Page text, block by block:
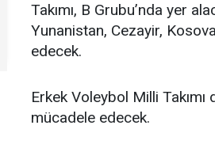
Takımı, B Grubu’nda yer
Yunanistan, Cezayir,
edecek.
Erkek Voleybol Milli
mücadele edecek.